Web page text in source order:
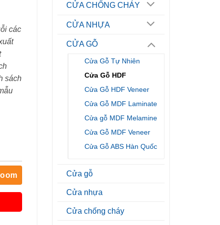
CỬA CHỐNG CHÁY
CỬA NHỰA
CỬA GỖ
Cửa Gỗ Tự Nhiên
Cửa Gỗ HDF
Cửa Gỗ HDF Veneer
Cửa Gỗ MDF Laminate
Cửa gỗ MDF Melamine
Cửa Gỗ MDF Veneer
Cửa Gỗ ABS Hàn Quốc
Cửa gỗ
Cửa nhựa
Cửa chống cháy
các
sách